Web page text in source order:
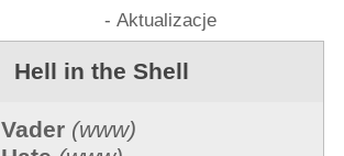
- Aktualizacje
Hell in the Shell
Vader (www)